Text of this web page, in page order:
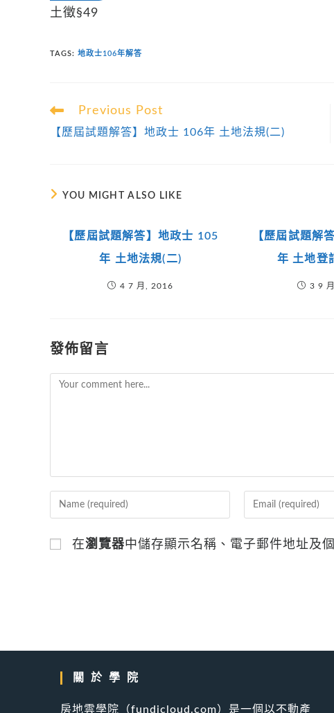
土徵§49
TAGS: 地政士106年解答
Read
articles
Previous Post
【歷屆試題解答】地政士 106年 土地法規(二)
YOU MIGHT ALSO LIKE
【歷屆試題解答】地政士 105
年 土地法規(二)
4 7 月, 2016
【歷屆試題解
年 土地登
3 9
發佈留言
Comment
Enter
your
name
Enter
your
email
在瀏覽器中儲存顯示名稱、電子郵件地址及
關於學院
房地雲學院（fundicloud.com）是一個以不動產